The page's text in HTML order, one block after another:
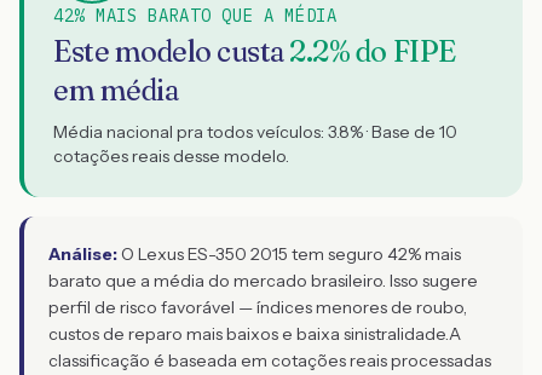
42% MAIS BARATO QUE A MÉDIA
Este modelo custa2.2% do FIPE
em média
Média nacional pra todos veículos: 3.8% · Base de 10
cotações reais desse modelo.
Análise: O Lexus ES-350 2015 tem seguro 42% mais
barato que a média do mercado brasileiro. Isso sugere
perfil de risco favorável — índices menores de roubo,
custos de reparo mais baixos e baixa sinistralidade.A
classificação é baseada em cotações reais processadas